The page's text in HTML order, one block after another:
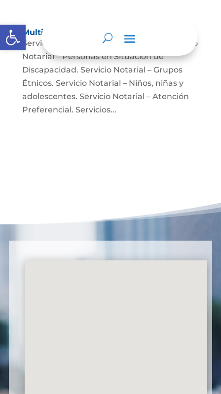
Abrir barra de herramientas
Multimedia
Servicio Notarial – Fuerzas Militares. Servicio
Notarial – Personas en Situación de
Discapacidad. Servicio Notarial – Grupos
Étnicos. Servicio Notarial – Niños, niñas y
adolescentes. Servicio Notarial – Atención
Preferencial. Servicios...